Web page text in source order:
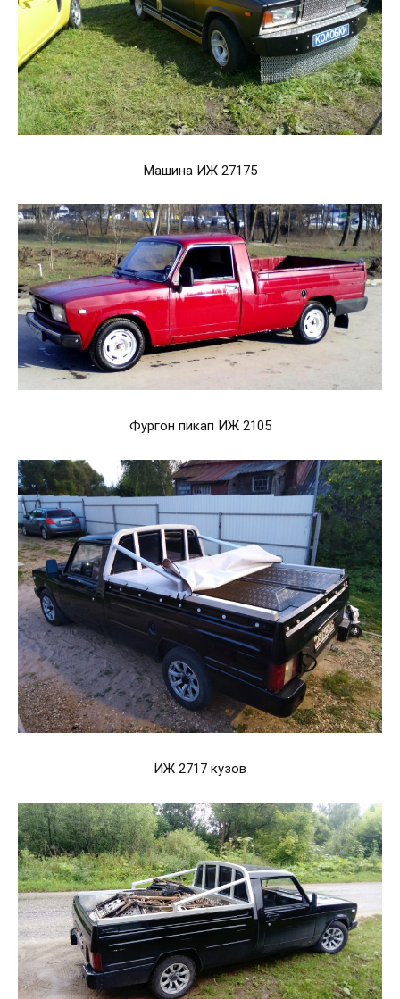
Машина ИЖ 27175
Фургон пикап ИЖ 2105
ИЖ 2717 кузов